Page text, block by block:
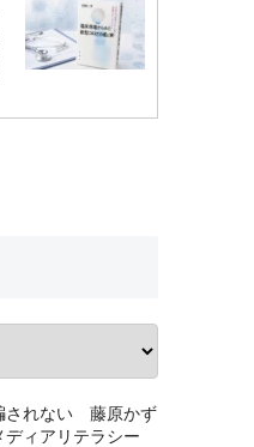
されない 藤原かず
ディアリテラシー